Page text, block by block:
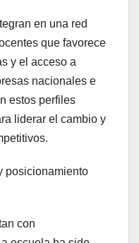
en una red
que favorece
y el acceso a
nacionales e
estos perfiles
liderar el cambio y
posicionamiento
con